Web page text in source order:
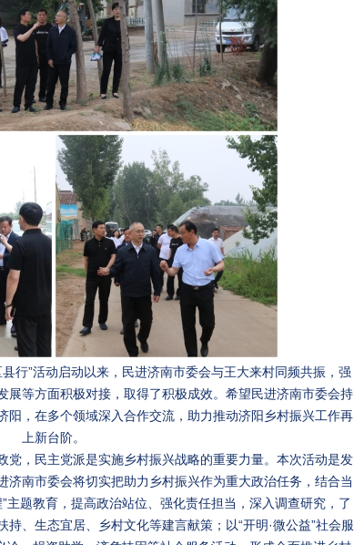
行”活动启动以来，民进济南市委会与王大来村同频共振，强
展等方面积极对接，取得了积极成效。希望民进济南市委会持
阳，在多个领域深入合作交流，助力推动济阳乡村振兴工作再
上新台阶。
党，民主党派是实施乡村振兴战略的重要力量。本次活动是发
南市委会将切实把助力乡村振兴作为重大政治任务，结合当
主题教育，提高政治站位、强化责任担当，深入调查研究，了
、生态宜居、乡村文化等建言献策；以“开明·微公益”社会服